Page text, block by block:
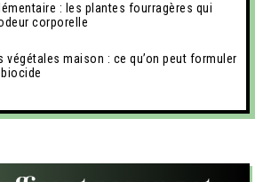
: les plantes fourragères qui
corporelle
végétales maison : ce qu’on peut formuler